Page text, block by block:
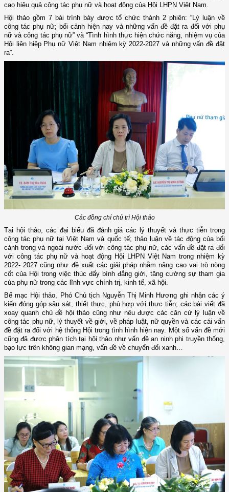
cao hiệu quả công tác phụ nữ và hoạt động của Hội LHPN Việt Nam.
Hội thảo gồm 7 bài trình bày được tổ chức thành 2 phiên: “Lý luận về
công tác phụ nữ; bối cảnh hiện nay và những vấn đề đặt ra đối với phụ
nữ và công tác phụ nữ” và “Tình hình thực hiện chức năng, nhiệm vụ của
Hội liên hiệp Phụ nữ Việt Nam nhiệm kỳ 2022-2027 và những vấn đề đặt
ra”.
Các đồng chí chủ trì Hội thảo
Tại hội thảo, các đại biểu đã đánh giá các lý thuyết và thực tiễn trong
công tác phụ nữ tại Việt Nam và quốc tế; thảo luận về tác động của bối
cảnh trong và ngoài nước đối với công tác phụ nữ, các vấn đề đặt ra đối
với công tác phụ nữ và hoạt động Hội LHPN Việt Nam trong nhiệm kỳ
2022- 2027 cũng như đề xuất các giải pháp nhằm nâng cao vai trò nòng
cốt của Hội trong việc thúc đẩy bình đẳng giới, tăng cường sự tham gia
của phụ nữ trong các lĩnh vực chính trị, kinh tế, xã hội.
Bế mạc Hội thảo, Phó Chủ tịch Nguyễn Thị Minh Hương ghi nhận các ý
kiến đóng góp sâu sát, thiết thực, phù hợp với thực tiễn; các bài viết đã
xoay quanh chủ đề hội thảo cũng như nêu được các căn cứ lý luận về
công tác phụ nữ, lý thuyết về giới, về pháp luật, nữ quyền và các cái vấn
đề đặt ra đối với hệ thống Hội trong tình hình hiện nay. Một số vấn đề mới
cũng đã được phân tích tại hội thảo như vấn đề an ninh phi truyền thống,
bạo lực trên không gian mạng, vấn đề về chuyển đổi xanh…